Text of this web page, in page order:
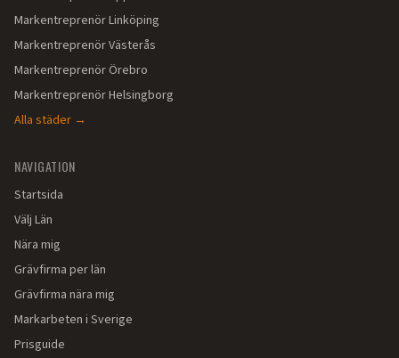
MarkentreprenörLinköping
MarkentreprenörVästerås
MarkentreprenörÖrebro
MarkentreprenörHelsingborg
Alla städer →
NAVIGATION
Startsida
Välj Län
Nära mig
Grävfirma per län
Grävfirma nära mig
Markarbeten i Sverige
Prisguide